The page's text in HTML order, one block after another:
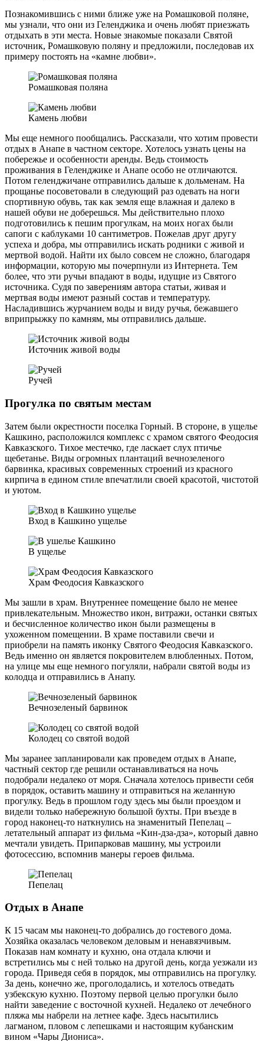
Познакомившись с ними ближе уже на Ромашковой поляне,
мы узнали, что они из Геленджика и очень любят приезжать
отдыхать в эти места. Новые знакомые показали Святой
источник, Ромашковую поляну и предложили, последовав их
примеру постоять на «камне любви».
Ромашковая поляна
Камень любви
Мы еще немного пообщались. Рассказали, что хотим провести
отдых в Анапе в частном секторе. Хотелось узнать цены на
побережье и особенности аренды. Ведь стоимость
проживания в Геленджике и Анапе особо не отличаются.
Потом геленджичане отправились дальше к дольменам. На
прощанье посоветовали в следующий раз одевать на ноги
спортивную обувь, так как земля еще влажная и далеко в
нашей обуви не доберешься. Мы действительно плохо
подготовились к пешим прогулкам, на моих ногах были
сапоги с каблуками 10 сантиметров. Пожелав друг другу
успеха и добра, мы отправились искать родники с живой и
мертвой водой. Найти их было совсем не сложно, благодаря
информации, которую мы почерпнули из Интернета. Тем
более, что эти ручьи впадают в воды, идущие из Святого
источника. Судя по заверениям автора статьи, живая и
мертвая воды имеют разный состав и температуру.
Насладившись журчанием воды и виду ручья, бежавшего
вприпрыжку по камням, мы отправились дальше.
Источник живой воды
Ручей
Прогулка по cвятым местам
Затем были окрестности поселка Горный. В стороне, в ущелье
Кашкино, расположился комплекс с храмом святого Феодосия
Кавказского. Тихое местечко, где ласкает слух птичье
щебетанье. Виды огромных плантаций вечнозеленого
барвинка, красивых современных строений из красного
кирпича в едином стиле впечатлили своей красотой, чистотой
и уютом.
Вход в Кашкино ущелье
В ущелье
Храм Феодосия Кавказского
Мы зашли в храм. Внутреннее помещение было не менее
привлекательным. Множество икон, витражи, останки святых
и бесчисленное количество икон были размещены в
ухоженном помещении. В храме поставили свечи и
приобрели на память иконку Святого Феодосия Кавказского.
Ведь именно он является покровителем влюбленных. Потом,
на улице мы еще немного погуляли, набрали святой воды из
колодца и отправились в Анапу.
Вечнозеленый барвинок
Колодец со святой водой
Мы заранее запланировали как проведем отдых в Анапе,
частный сектор где решили останавливаться на ночь
подобрали недалеко от моря. Сначала хотелось привести себя
в порядок, оставить машину и отправиться на желанную
прогулку. Ведь в прошлом году здесь мы были проездом и
видели только набережную большой бухты. При въезде в
город наконец-то наткнулись на знаменитый Пепелац –
летательный аппарат из фильма «Кин-дза-дза», который давно
мечтали увидеть. Припарковав машину, мы устроили
фотосессию, вспомнив манеры героев фильма.
Пепелац
Отдых в Анапе
К 15 часам мы наконец-то добрались до гостевого дома.
Хозяйка оказалась человеком деловым и ненавязчивым.
Показав нам комнату и кухню, она отдала ключи и
встретились мы с ней только на другой день, когда уезжали из
города. Приведя себя в порядок, мы отправились на прогулку.
За день, конечно же, проголодались, и хотелось отведать
узбекскую кухню. Поэтому первой целью прогулки было
найти заведение с восточной кухней. Недалеко от лечебного
пляжа мы набрели на летнее кафе. Здесь насытились
лагманом, пловом с лепешками и настоящим кубанским
вином «Чары Диониса».